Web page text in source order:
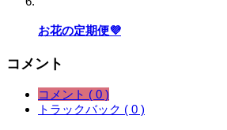
お花の定期便💜
コメント
コメント ( 0 )
トラックバック ( 0 )